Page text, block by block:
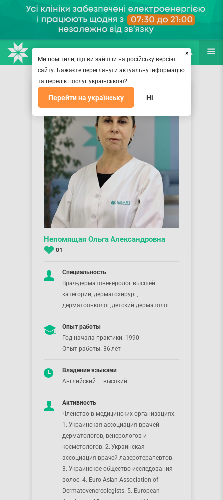
(067) 127-03-03
ПОИСК ЕЩЁ
Непомящая Ольга Александровна
81
Специальность
Врач-дерматовенеролог высшей
категории, дерматохирург,
дерматоонколог, детский дерматолог
Опыт работы
Год начала практики: 1990
Опыт работы: 36 лет
Владение языками
Английский — высокий
Активность
Членство в медицинских организациях:
1. Украинская ассоциация врачей-
дерматологов, венерологов и
косметологов. 2. Украинская
ассоциация врачей-лазеротерапевтов.
3. Украинское общество исследования
волос. 4. Euro-Asian Association of
Dermatovenereologists. 5. European
×
Ми помітили, що ви зайшли на російську версію
сайту. Бажаєте переглянути актуальну інформацію
та перелік послуг українською?
Перейти на українську Ні